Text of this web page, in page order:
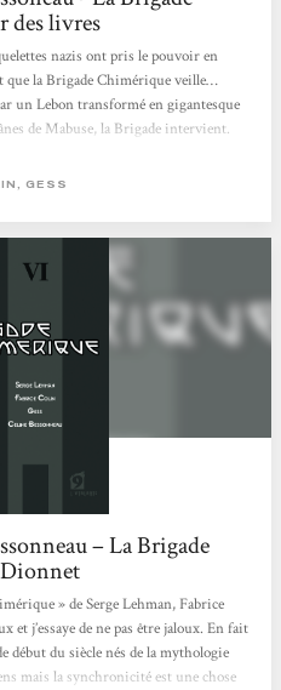
des livres
nazis ont pris le pouvoir en
que la Brigade Chimérique veille…
un Lebon transformé en gigantesque
de Mabuse, la Brigade intervient.
en 14-18, a transformé… Un univers
GESS
– La Brigade
» de Serge Lehman, Fabrice
et j’essaye de ne pas être jaloux. En fait
début du siècle nés de la mythologie
mais la synchronicité est une chose